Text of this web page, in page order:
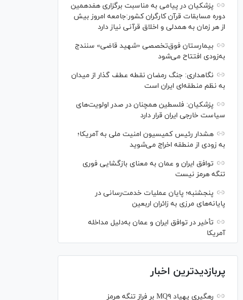
پزشکیان در پیامی به مناسبت برگزاری هفدهمین
دوره مسابقات قرآن کارگران کشور:جامعه امروز بیش
از هر زمان به همدلی و اخلاق قرآنی نیاز دارد
بیمارستان فوق‌تخصصی «شهید قاضی» سنندج
به‌زودی افتتاح می‌شود
نگاهداری: جنگ رمضان نقطه عطف گذار از میدان
به نظم منطقه‌ای ایران است
پزشکیان: فلسطین همچنان در صدر اولویت‌های
سیاست خارجی ایران قرار دارد
هشدار رئیس کمیسیون امنیت ملی به آمریکا؛
به زودی از منطقه اخراج می‌شوید
توافق ایران و عمان به معنای بازگشایی فوری
تنگه هرمز نیست
پنجشنبه؛ پایان ﻋﻤﻠﯿﺎﺕ ﺧﺪﻣﺖ‌ﺭﺳﺎﻧﯽ در
پایانه‌های مرزی ﺑﻪ ﺯﺍﺋﺮان ﺍﺭﺑﻌﯿﻦ
تأخیر در توافق ایران و عمان به‌دلیل مداخله
آمریکا
پربازدیدترین اخبار
رهگیری پهپاد MQ۹ بر فراز تنگه هرمز